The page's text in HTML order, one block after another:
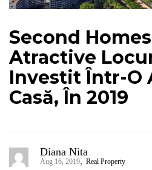
Second
Atractive
Investit Într-O
Casă, În 2019
Diana Nita
Aug 16, 2019, Real Property